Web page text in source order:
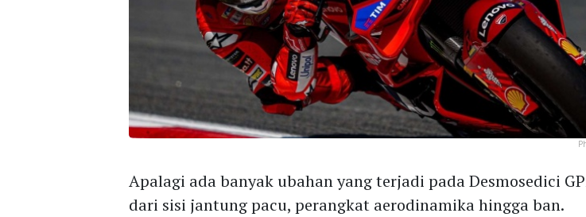
Apalagi ada banyak ubahan yang terjadi pada Desmosedici
dari sisi jantung pacu, perangkat aerodinamika hingga ban.